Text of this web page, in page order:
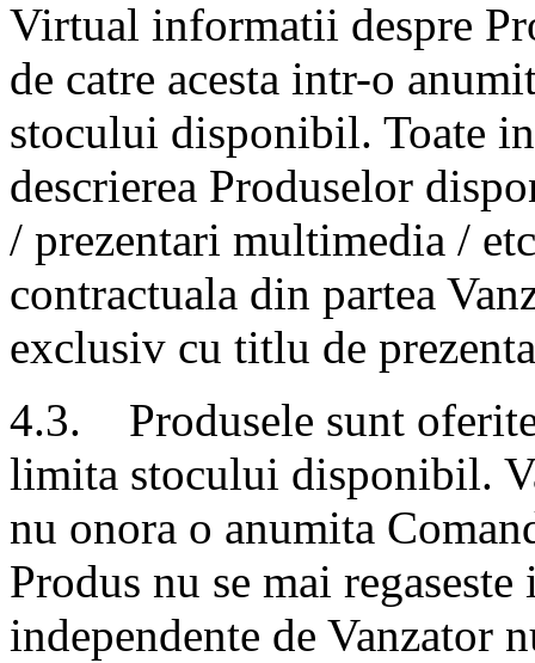
Virtual informatii despre
de catre acesta intr-o
stocului disponibil. Toate
descrierea Produselor
/ prezentari multimedia /
contractuala din partea
exclusiv cu titlu de
4.3. Produsele sunt
limita stocului disponibil.
nu onora o anumita
Produs nu se mai
independente de Vanzator